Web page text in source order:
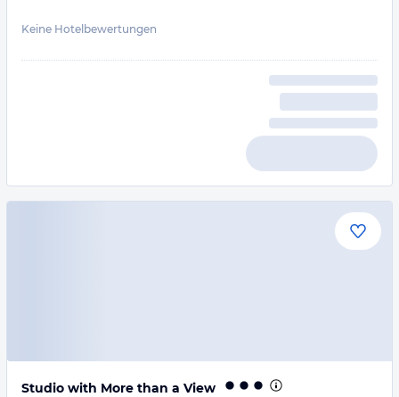
Keine Hotelbewertungen
Studio with More than a View